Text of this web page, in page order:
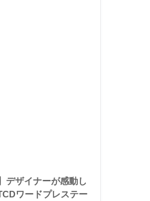
デザイナーが感動し
ワードプレステー